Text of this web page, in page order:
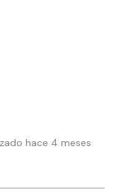
hace 4 meses